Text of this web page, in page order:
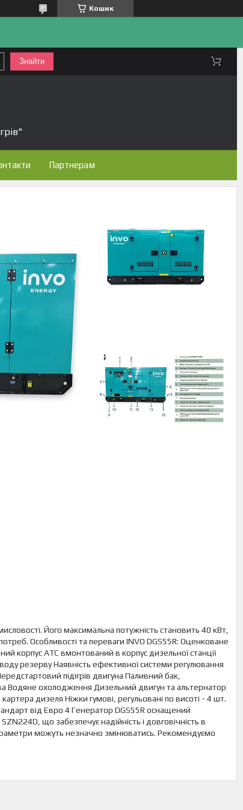
Кошик
Знайти
Партнерам
Його максимальна потужність становить 40 кВт,
Особливості та переваги INVO DGS55R: Оценковане
корпус АТС вмонтований в корпус дизельної станції
резерву Наявність ефективної системи регулювання
підігрів двигуна Паливний бак,
Водяне охолодження Дизельний двигун та альтернатор
дизеля Ніжки гумові, регульовані по висоті - 4 шт.
від Евро 4 Генератор DGS55R оснащений
що забезпечує надійність і довговічність в
можуть незначно змінюватись. Рекомендуємо